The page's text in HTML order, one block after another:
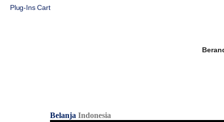
Plug-Ins Cart
Belanja Indonesia